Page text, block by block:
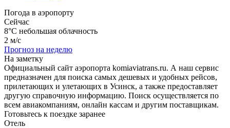
Погода в аэропорту
Сейчас
8°C небольшая облачность
2 м/с
Прогноз на неделю
На заметку
Официальный сайт аэропорта komiaviatrans.ru. А наш сервис
предназначен для поиска самых дешевых и удобных рейсов,
прилетающих и улетающих в Усинск, а также предоставляет
другую справочную информацию. Поиск осуществляется по
всем авиакомпаниям, онлайн кассам и другим поставщикам.
Готовьтесь к поездке заранее
Отель